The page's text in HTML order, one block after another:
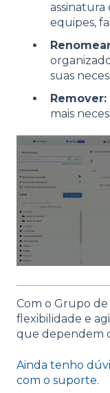
assinatura
equipes,
suas
Remover:
mais
Com o Grupo de
flexibilidade e
que dependem
Ainda tenho
com o suporte.